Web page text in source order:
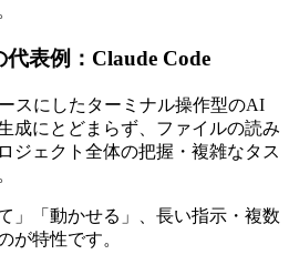
表例：Claude Code
スにしたターミナル操作型のAI
成にとどまらず、ファイルの読み
ジェクト全体の把握・複雑なタス
」「動かせる」、長い指示・複数
が特性です。